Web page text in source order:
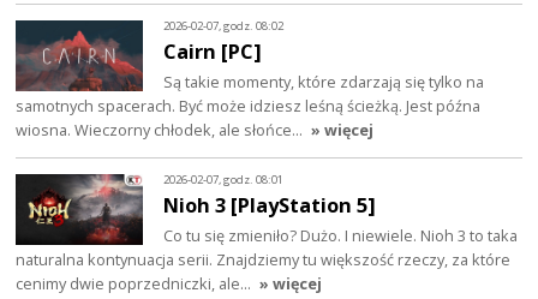
2026-02-07, godz. 08:02
Cairn [PC]
Są takie momenty, które zdarzają się tylko na
samotnych spacerach. Być może idziesz leśną ścieżką. Jest późna
wiosna. Wieczorny chłodek, ale słońce… » więcej
2026-02-07, godz. 08:01
Nioh 3 [PlayStation 5]
Co tu się zmieniło? Dużo. I niewiele. Nioh 3 to taka
naturalna kontynuacja serii. Znajdziemy tu większość rzeczy, za które
cenimy dwie poprzedniczki, ale… » więcej